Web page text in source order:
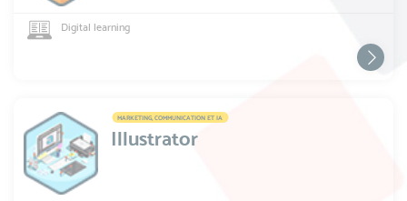
Digital learning
MARKETING, COMMUNICATION ET IA
Illustrator